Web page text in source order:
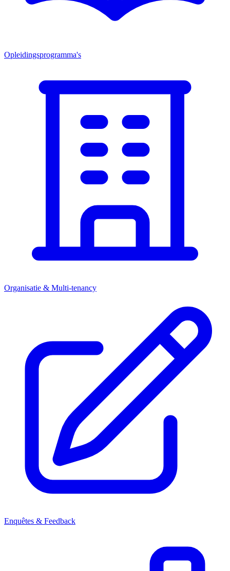
Opleidingsprogramma's
Organisatie & Multi-tenancy
Enquêtes & Feedback